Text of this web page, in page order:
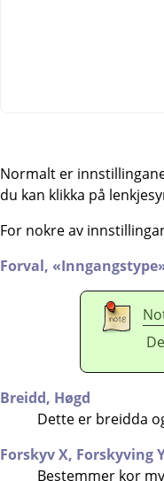
Normalt er
du kan klikka på
For nokre av
Forval, «Inngangstype
Breidd, Høgd
Dette er breidda
Forskyv X, Forskyving
Bestemmer kor